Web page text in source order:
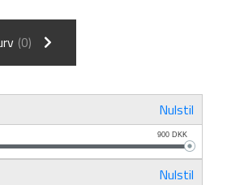
(0)
Nulstil
900 DKK
Nulstil